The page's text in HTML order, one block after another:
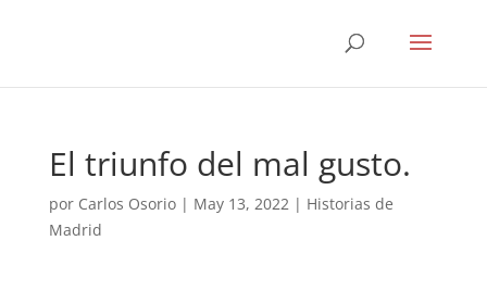
El triunfo del mal gusto.
por Carlos Osorio| May 13, 2022| Historias de
Madrid